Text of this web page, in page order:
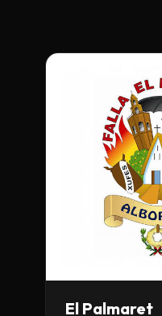
El Palmaret